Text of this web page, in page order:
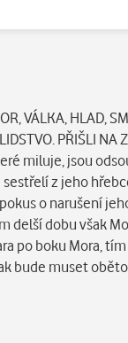
VÁLKA, HLAD,
PŘIŠLI
miluje, jsou
z jeho
o narušení
delší dobu však
po boku Mora,
bude muset